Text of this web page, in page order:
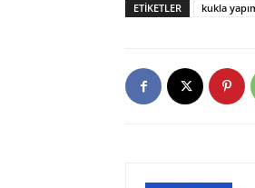
ETIKETLER kukla